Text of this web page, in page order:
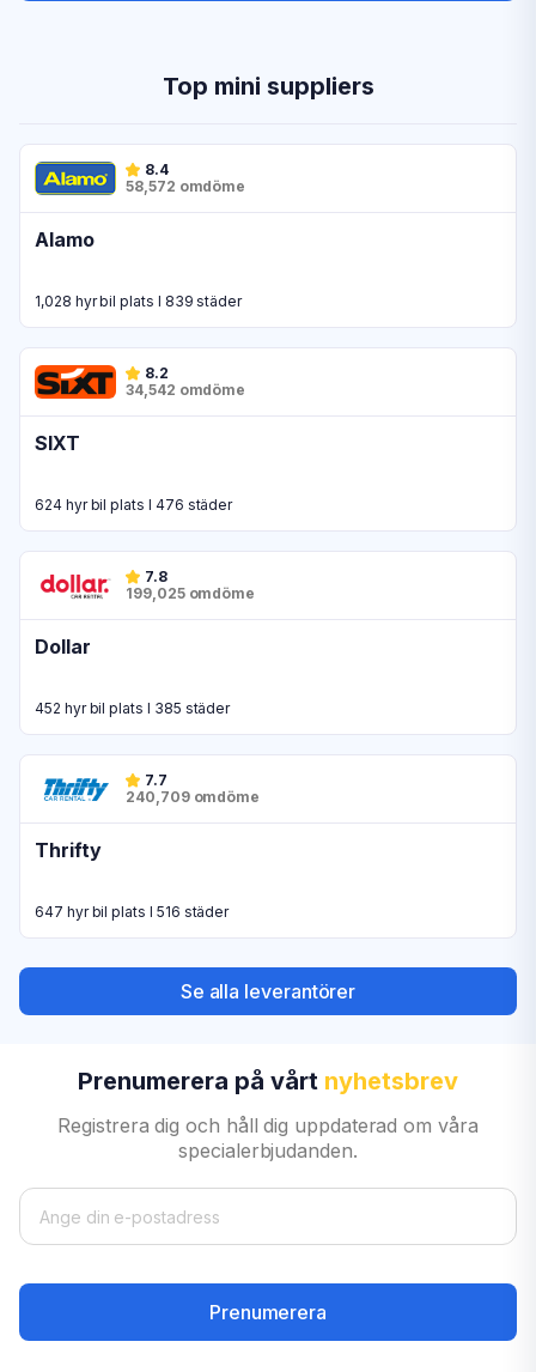
Top mini suppliers
8.4
58,572 omdöme
Alamo
1,028 hyr bil plats I 839 städer
8.2
34,542 omdöme
SIXT
624 hyr bil plats I 476 städer
7.8
199,025 omdöme
Dollar
452 hyr bil plats I 385 städer
7.7
240,709 omdöme
Thrifty
647 hyr bil plats I 516 städer
Se alla leverantörer
Prenumerera på vårt nyhetsbrev
Registrera dig och håll dig uppdaterad om våra
specialerbjudanden.
Prenumerera